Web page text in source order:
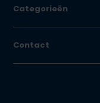
Categorieën
Contact